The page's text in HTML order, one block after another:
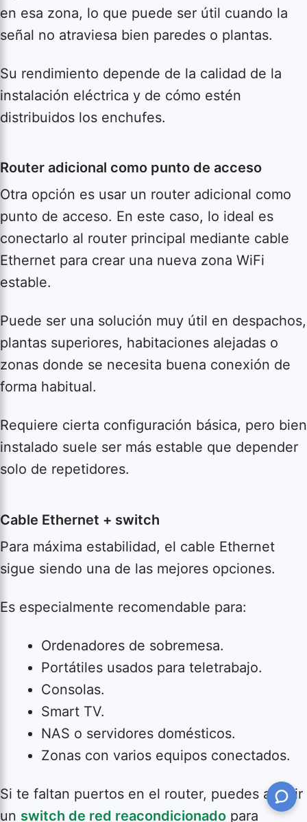
en esa zona, lo que puede ser útil cuando la
señal no atraviesa bien paredes o plantas.
Su rendimiento depende de la calidad de la
instalación eléctrica y de cómo estén
distribuidos los enchufes.
Router adicional como punto de acceso
Otra opción es usar un router adicional como
punto de acceso. En este caso, lo ideal es
conectarlo al router principal mediante cable
Ethernet para crear una nueva zona WiFi
estable.
Puede ser una solución muy útil en despachos,
plantas superiores, habitaciones alejadas o
zonas donde se necesita buena conexión de
forma habitual.
Requiere cierta configuración básica, pero bien
instalado suele ser más estable que depender
solo de repetidores.
Cable Ethernet + switch
Para máxima estabilidad, el cable Ethernet
sigue siendo una de las mejores opciones.
Es especialmente recomendable para:
Ordenadores de sobremesa.
Portátiles usados para teletrabajo.
Consolas.
Smart TV.
NAS o servidores domésticos.
Zonas con varios equipos conectados.
Si te faltan puertos en el router, puedes añadir
un switch de red reacondicionado para